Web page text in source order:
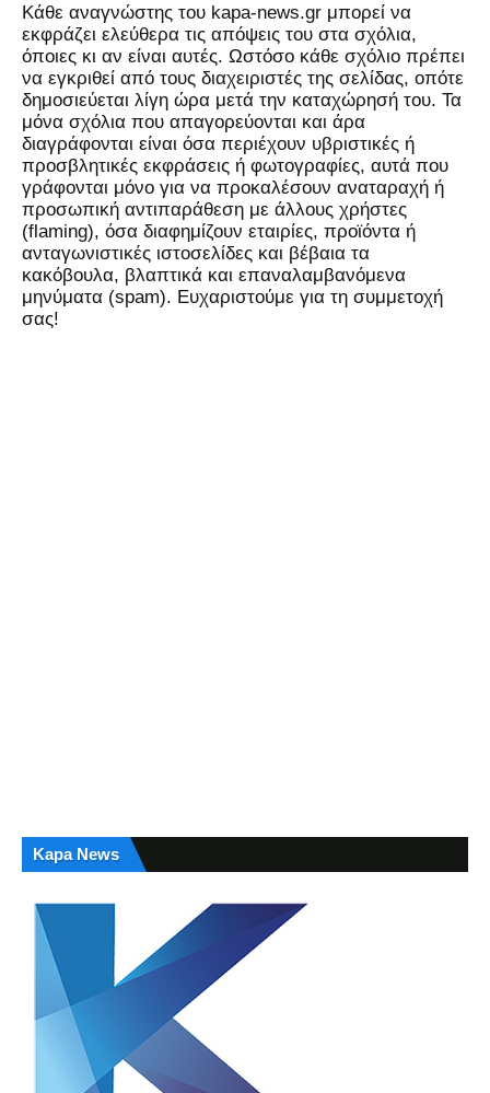
Kάθε αναγνώστης του kapa-news.gr μπορεί να
εκφράζει ελεύθερα τις απόψεις του στα σχόλια,
όποιες κι αν είναι αυτές. Ωστόσο κάθε σχόλιο πρέπει
να εγκριθεί από τους διαχειριστές της σελίδας, οπότε
δημοσιεύεται λίγη ώρα μετά την καταχώρησή του. Τα
μόνα σχόλια που απαγορεύονται και άρα
διαγράφονται είναι όσα περιέχουν υβριστικές ή
προσβλητικές εκφράσεις ή φωτογραφίες, αυτά που
γράφονται μόνο για να προκαλέσουν αναταραχή ή
προσωπική αντιπαράθεση με άλλους χρήστες
(flaming), όσα διαφημίζουν εταιρίες, προϊόντα ή
ανταγωνιστικές ιστοσελίδες και βέβαια τα
κακόβουλα, βλαπτικά και επαναλαμβανόμενα
μηνύματα (spam). Ευχαριστούμε για τη συμμετοχή
σας!
Kapa News